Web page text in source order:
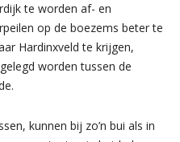
te worden af- en
op de boezems beter te
Hardinxveld te krijgen,
worden tussen de
kunnen bij zo’n bui als in